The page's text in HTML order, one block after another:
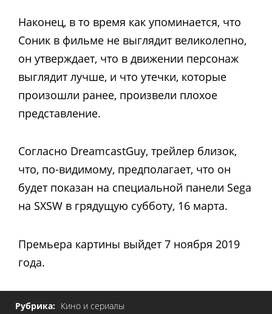
Наконец, в то время как упоминается, что
Соник в фильме не выглядит великолепно,
он утверждает, что в движении персонаж
выглядит лучше, и что утечки, которые
произошли ранее, произвели плохое
представление.
Согласно DreamcastGuy, трейлер близок,
что, по-видимому, предполагает, что он
будет показан на специальной панели Sega
на SXSW в грядущую субботу, 16 марта.
Премьера картины выйдет 7 ноября 2019
года.
Рубрика: Кино и сериалы